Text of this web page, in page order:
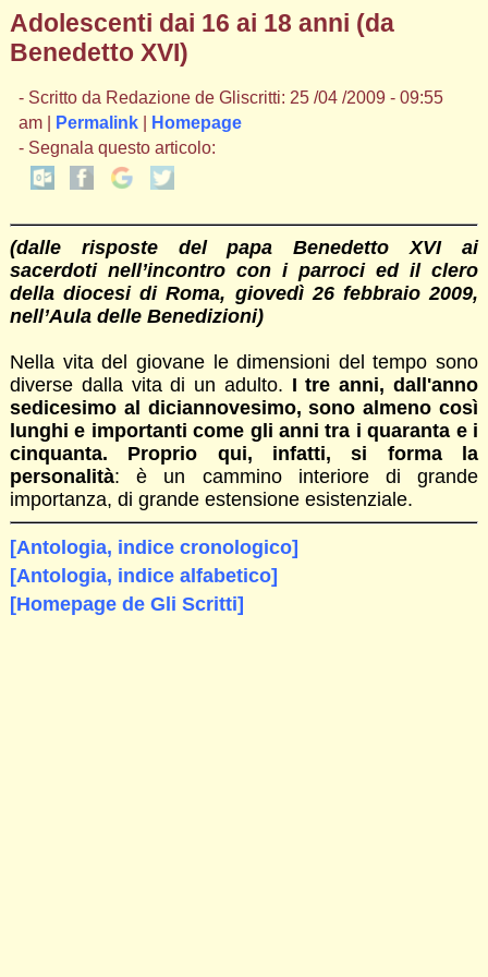
Adolescenti dai 16 ai 18 anni (da
Benedetto XVI)
- Scritto da Redazione de Gliscritti: 25 /04 /2009 - 09:55
am |
Permalink|
Homepage
- Segnala questo articolo:
(dalle risposte del papa Benedetto XVI ai
sacerdoti nell’incontro con i parroci ed il clero
della diocesi di Roma, giovedì 26 febbraio 2009,
nell’Aula delle Benedizioni)
Nella vita del giovane le dimensioni del tempo sono
diverse dalla vita di un adulto. I tre anni, dall'anno
sedicesimo al diciannovesimo, sono almeno così
lunghi e importanti come gli anni tra i quaranta e i
cinquanta. Proprio qui, infatti, si forma la
personalità: è un cammino interiore di grande
importanza, di grande estensione esistenziale.
[Antologia, indice cronologico]
[Antologia, indice alfabetico]
[Homepage de Gli Scritti]